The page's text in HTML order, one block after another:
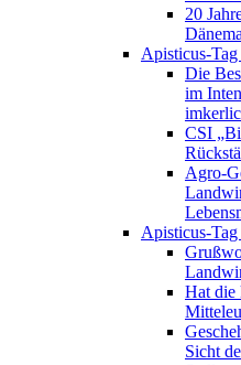
20
Apisticus-
Die
im
CSI
Agro-
Apisticus-
Hat die
Sicht